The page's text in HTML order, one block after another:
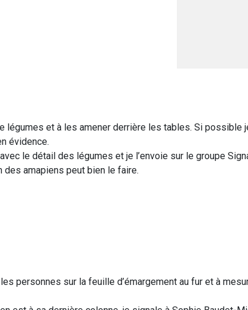
légumes et à les amener derrière les tables. Si
évidence.
le détail des légumes et je l’envoie sur le groupe
des amapiens peut bien le faire.
personnes sur la feuille d’émargement au fur et à